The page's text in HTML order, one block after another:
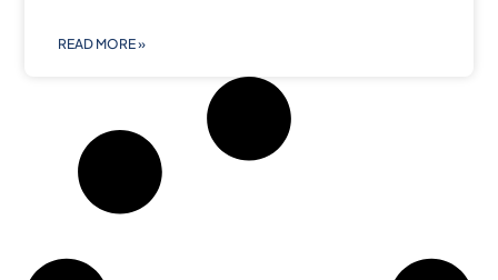
READ MORE »